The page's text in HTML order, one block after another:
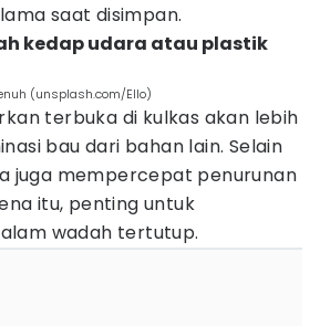
saat disimpan.
kedap udara atau plastik
(unsplash.com/Ello)
terbuka di kulkas akan lebih
bau dari bahan lain. Selain
juga mempercepat penurunan
itu, penting untuk
wadah tertutup.